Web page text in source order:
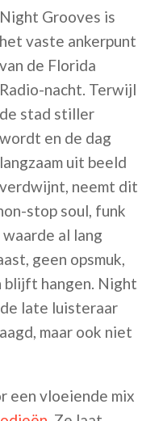
Night Grooves is
het vaste ankerpunt
van de Florida
Radio-nacht. Terwijl
de stad stiller
wordt en de dag
langzaam uit beeld
verdwijnt, neemt dit
stop soul, funk
al lang
geen opsmuk,
blijft hangen. Night
late luisteraar
maar ook niet
een vloeiende mix